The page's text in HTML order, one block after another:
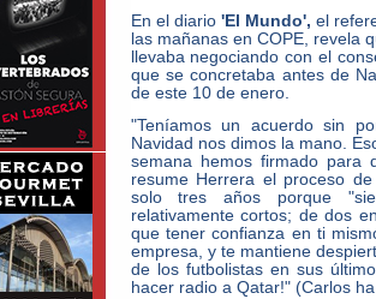
En el diario'El Mundo', el
las mañanas en COPE, revela
llevaba negociando con el
que se concretaba antes de
de este 10 de enero.
"Teníamos un acuerdo sin
Navidad nos dimos la mano.
semana hemos firmado para
resume Herrera el proceso
solo tres años porque
relativamente cortos; de dos
que tener confianza en ti
empresa, y te mantiene
de los futbolistas en sus
hacer radio a Qatar!" (Carlos